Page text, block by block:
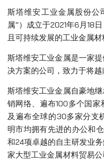
斯塔维安工业金属股份公
属”）成立于2021年6月18
且可持续发展的工业金属材
斯塔维安工业金属是一家
决方案的公司，致力于将越
斯塔维安工业金属自豪地
销网络、遍布100多个国
及遍布全球的30多家分支
明市均拥有先进的办公和
和24项卓越的自主研发业
家大型工业金属材料贸易